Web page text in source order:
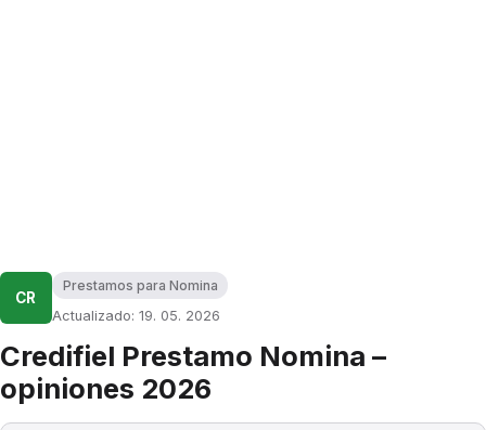
CR
Prestamos para Nomina
Actualizado: 19. 05. 2026
Credifiel Prestamo Nomina –
opiniones 2026